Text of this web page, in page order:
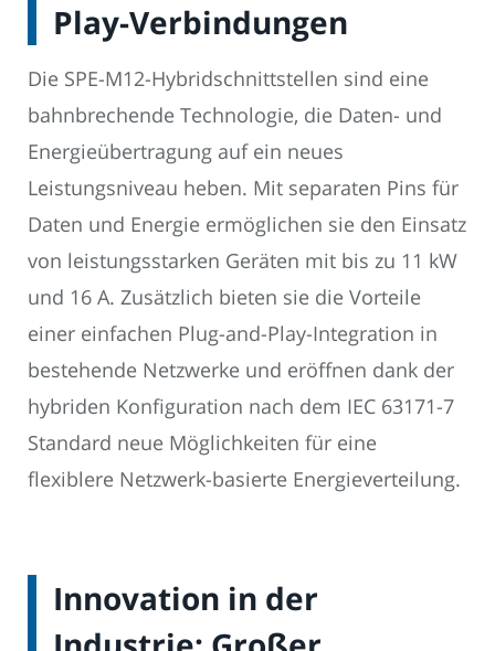
Play-Verbindungen
Die SPE-M12-Hybridschnittstellen sind eine
bahnbrechende Technologie, die Daten- und
Energieübertragung auf ein neues
Leistungsniveau heben. Mit separaten Pins für
Daten und Energie ermöglichen sie den Einsatz
von leistungsstarken Geräten mit bis zu 11 kW
und 16 A. Zusätzlich bieten sie die Vorteile
einer einfachen Plug-and-Play-Integration in
bestehende Netzwerke und eröffnen dank der
hybriden Konfiguration nach dem IEC 63171-7
Standard neue Möglichkeiten für eine
flexiblere Netzwerk-basierte Energieverteilung.
Innovation in der